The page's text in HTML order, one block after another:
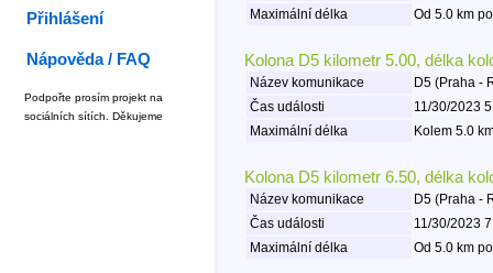
Maximální délka
Od 5.0 km
Kolona D5 kilometr 5.00, délka
Název komunikace
D5 (Praha -
Čas události
11/30/2023
Maximální délka
Kolem 5.0
Kolona D5 kilometr 6.50, délka
Název komunikace
D5 (Praha -
Čas události
11/30/2023
Maximální délka
Od 5.0 km
Přihlášení
Nápověda / FAQ
Podpořte prosím projekt na
sociálních sítích. Děkujeme